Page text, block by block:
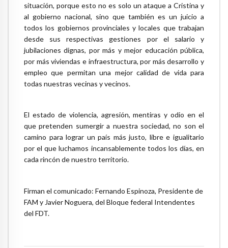
situación, porque esto no es solo un ataque a Cristina y
al gobierno nacional, sino que también es un juicio a
todos los gobiernos provinciales y locales que trabajan
desde sus respectivas gestiones por el salario y
jubilaciones dignas, por más y mejor educación pública,
por más viviendas e infraestructura, por más desarrollo y
empleo que permitan una mejor calidad de vida para
todas nuestras vecinas y vecinos.
El estado de violencia, agresión, mentiras y odio en el
que pretenden sumergir a nuestra sociedad, no son el
camino para lograr un país más justo, libre e igualitario
por el que luchamos incansablemente todos los días, en
cada rincón de nuestro territorio.
Firman el comunicado: Fernando Espinoza, Presidente de
FAM y Javier Noguera, del Bloque federal Intendentes
del FDT.